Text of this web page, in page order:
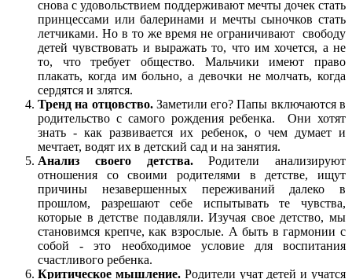
снова с удовольствием поддерживают мечты дочек стать
принцессами или балеринами и мечты сыночков стать
летчиками. Но в то же время не ограничивают свободу
детей чувствовать и выражать то, что им хочется, а не
то, что требует общество. Мальчики имеют право
плакать, когда им больно, а девочки не молчать, когда
сердятся и злятся.
Тренд на отцовство.Заметили его? Папы включаются в
родительство с самого рождения ребенка. Они хотят
знать - как развивается их ребенок, о чем думает и
мечтает, водят их в детский сад и на занятия.
Анализ своего детства.Родители анализируют
отношения со своими родителями в детстве, ищут
причины незавершенных переживаний далеко в
прошлом, разрешают себе испытывать те чувства,
которые в детстве подавляли. Изучая свое детство, мы
становимся крепче, как взрослые. А быть в гармонии с
собой - это необходимое условие для воспитания
счастливого ребенка.
Критическое мышление.Родители учат детей и учатся